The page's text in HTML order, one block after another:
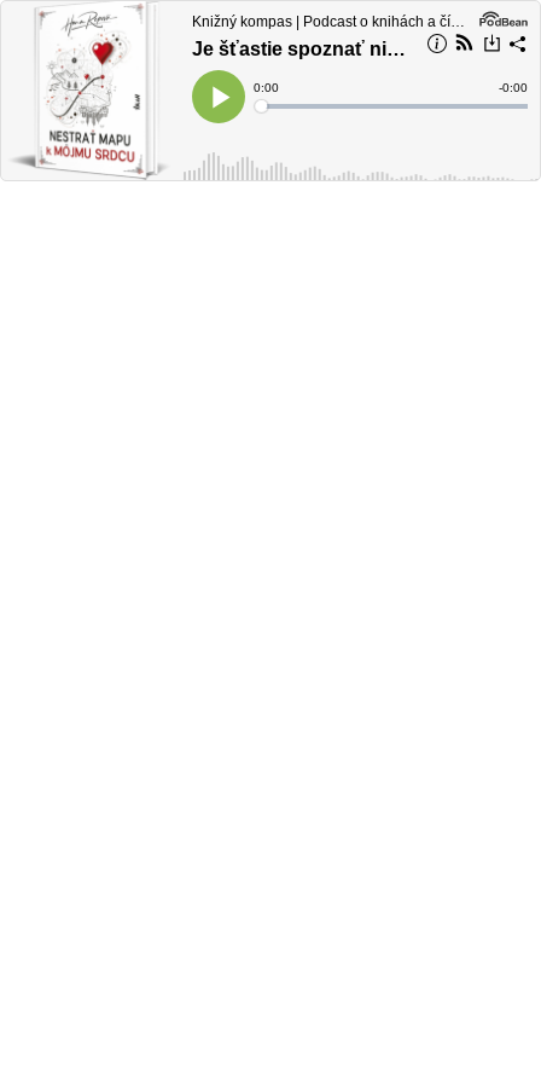
Knižný kompas | Podcast o knihách a čítaní
Je šťastie spoznať niekoho, kto nám pomôže otočiť list...a zmení nám život
Play
Current
Time
0:00
Loaded:
Time
-0:00